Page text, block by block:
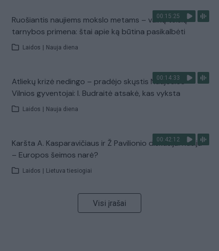
00:15:25
Ruošiantis naujiems mokslo metams – vaikų teisių
tarnybos primena: štai apie ką būtina pasikalbėti
Laidos Nauja diena
00:14:33
Atliekų krizė nedingo – pradėjo skųstis Naujosios
Vilnios gyventojai: I. Budraitė atsakė, kas vyksta
Laidos Nauja diena
00:42:12
Karšta A. Kasparavičiaus ir Ž Pavilionio diskusija: Rusija
– Europos šeimos narė?
Laidos Lietuva tiesiogiai
Visi įrašai